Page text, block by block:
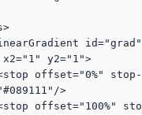
y2="1">
>